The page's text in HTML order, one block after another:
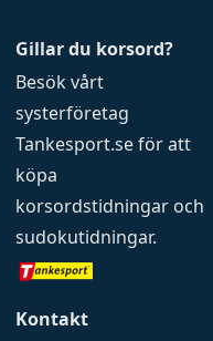
Gillar du korsord?
Besök vårt
systerföretag
Tankesport.seför att
köpa
korsordstidningar och
sudokutidningar.
Kontakt